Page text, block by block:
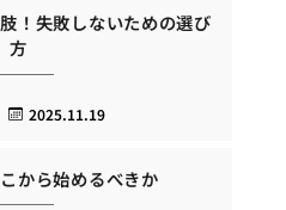
！失敗しないための選び
方
2025.11.19
から始めるべきか